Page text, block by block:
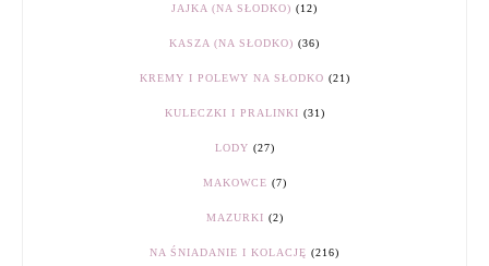
JAJKA (NA SŁODKO) (12)
KASZA (NA SŁODKO) (36)
KREMY I POLEWY NA SŁODKO (21)
KULECZKI I PRALINKI (31)
LODY (27)
MAKOWCE (7)
MAZURKI (2)
NA ŚNIADANIE I KOLACJĘ (216)